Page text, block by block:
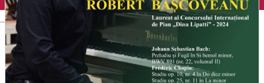
English